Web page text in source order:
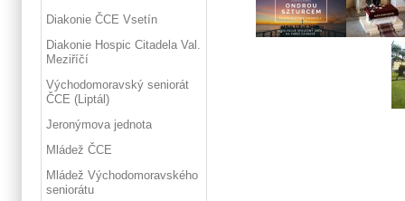
Diakonie ČCE Vsetín
Diakonie Hospic Citadela Val.
Meziříčí
Východomoravský seniorát
ČCE (Liptál)
Jeronýmova jednota
Mládež ČCE
Mládež Východomoravského
seniorátu